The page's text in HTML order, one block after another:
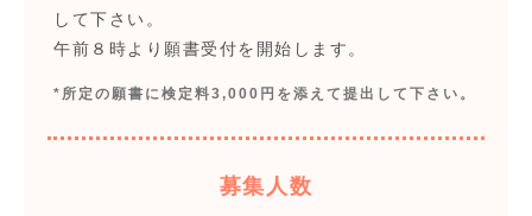
して下さい。
午前８時より願書受付を開始します。
*所定の願書に検定料3,000円を添えて提出して下さい。
募集人数